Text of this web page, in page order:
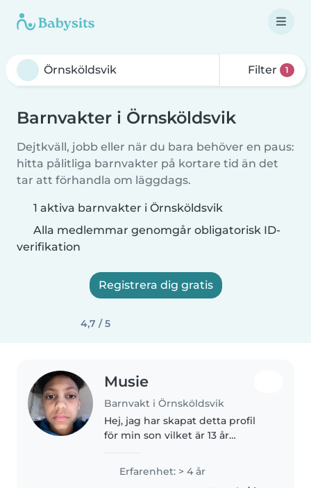
Filter 1
Barnvakter i Örnsköldsvik
Dejtkväll, jobb eller när du bara behöver en paus:
hitta pålitliga barnvakter på kortare tid än det
tar att förhandla om läggdags.
1 aktiva barnvakter i Örnsköldsvik
Alla medlemmar genomgår obligatorisk ID-
verifikation
Registrera dig gratis
4,7 / 5
Musie
Barnvakt i Örnsköldsvik
Hej, jag har skapat detta profil
för min son vilket är 13 år
sånt är om han han gillar att
passa barn o h har gjort det med
Erfarenhet: > 4 år